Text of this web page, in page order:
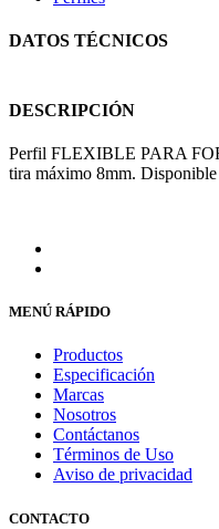
DATOS TÉCNICOS
DESCRIPCIÓN
Perfil FLEXIBLE PARA
tira máximo 8mm.
MENÚ RÁPIDO
Productos
Especificación
Marcas
Nosotros
Contáctanos
Términos de Uso
Aviso de privacidad
CONTACTO